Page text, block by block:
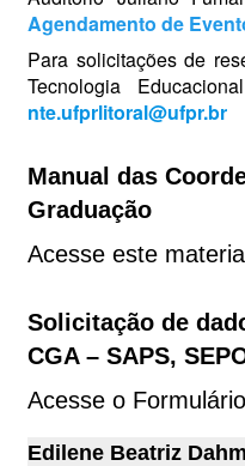
Agendamento de
Para solicitações de
Tecnologia
nte.ufprlitoral@ufpr.br
Manual das
Graduação
Acesse este
Solicitação de
CGA – SAPS,
Acesse o
Edilene Beatriz